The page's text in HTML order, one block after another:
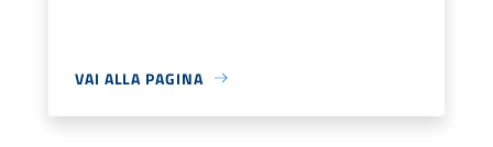
VAI ALLA PAGINA